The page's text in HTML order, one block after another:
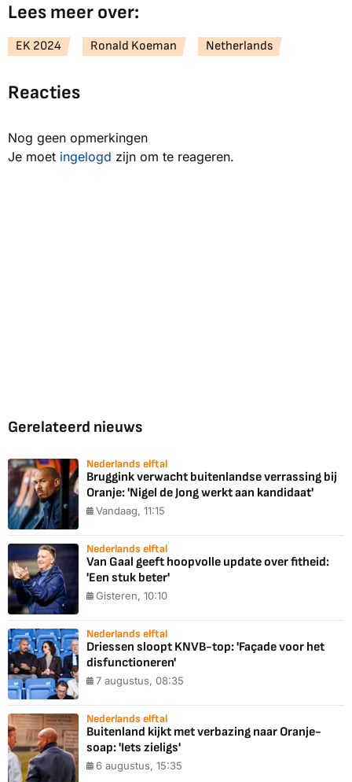
Lees meer over:
EK 2024 Ronald Koeman Netherlands
Reacties
Nog geen opmerkingen
Je moet ingelogd zijn om te reageren.
Gerelateerd nieuws
Nederlands elftal
Bruggink verwacht buitenlandse verrassing bij
Oranje: 'Nigel de Jong werkt aan kandidaat'
Vandaag, 11:15
Nederlands elftal
Van Gaal geeft hoopvolle update over fitheid:
'Een stuk beter'
Gisteren, 10:10
Nederlands elftal
Driessen sloopt KNVB-top: 'Façade voor het
disfunctioneren'
7 augustus, 08:35
Nederlands elftal
Buitenland kijkt met verbazing naar Oranje-
soap: 'Iets zieligs'
6 augustus, 15:35